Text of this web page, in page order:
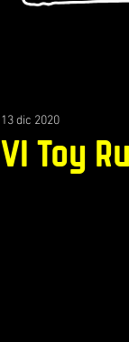
VI Toy
13 dic 2020